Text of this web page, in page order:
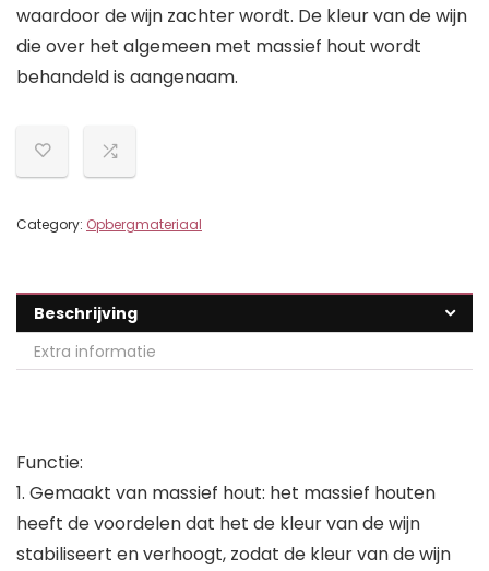
waardoor de wijn zachter wordt. De kleur van de wijn
die over het algemeen met massief hout wordt
behandeld is aangenaam.
Category: Opbergmateriaal
Beschrijving
Extra informatie
Functie:
1. Gemaakt van massief hout: het massief houten
heeft de voordelen dat het de kleur van de wijn
stabiliseert en verhoogt, zodat de kleur van de wijn